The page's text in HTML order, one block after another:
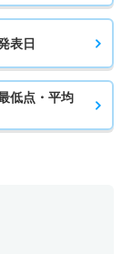
表日
低点・平均